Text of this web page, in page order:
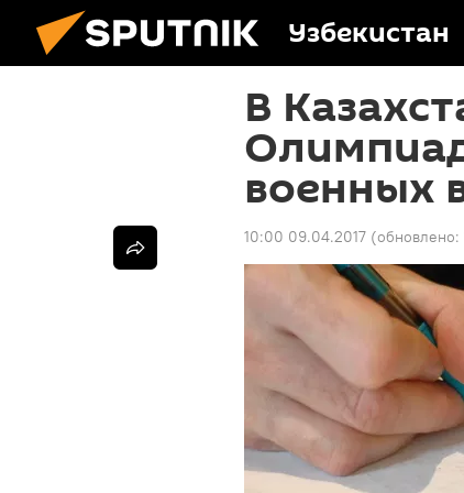
Узбекистан
В
военных
10:00 09.04.2017 (обновлено: